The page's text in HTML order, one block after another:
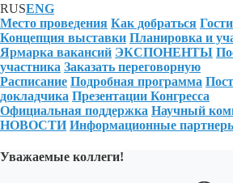
RUSENG
Место проведения Как добраться
Концепция выставки Планировка и
Ярмарка вакансий ЭКСПОНЕНТЫ
участника Заказать переговорную
Расписание Подробная программа
докладчика Презентации Конгресса
Официальная поддержка Научный
НОВОСТИ Информационные
Уважаемые коллеги!